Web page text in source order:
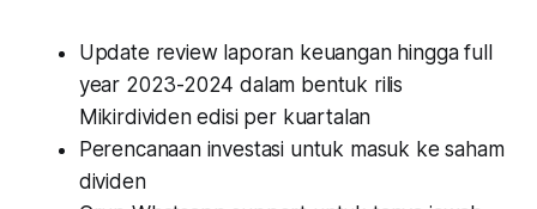
Update review laporan keuangan hingga full
year 2023-2024 dalam bentuk rilis
Mikirdividen edisi per kuartalan
Perencanaan investasi untuk masuk ke saham
dividen